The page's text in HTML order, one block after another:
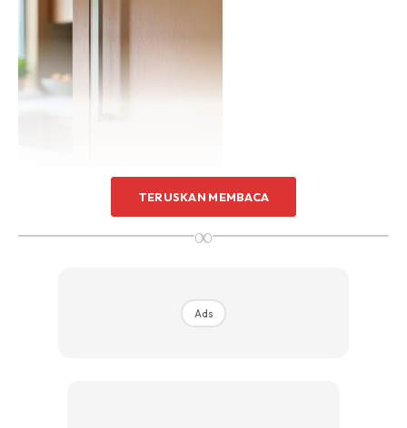
Sentuhan Midas penuh kemewahan dan elegant
Rahsia dari IMPIANA, download sekarang di
Pemegang kabinet yang baru boleh mengubah penampilan
TERUSKAN MEMBACA
∞
Ads